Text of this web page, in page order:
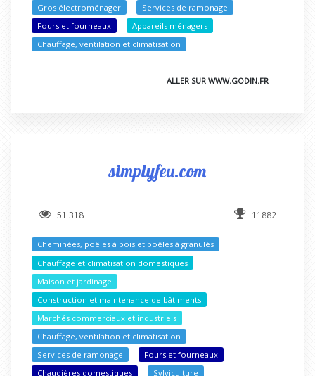
Gros électroménager
Services de ramonage
Fours et fourneaux
Appareils ménagers
Chauffage, ventilation et climatisation
ALLER SUR WWW.GODIN.FR
simplyfeu.com
51 318 11882
Cheminées, poêles à bois et poêles à granulés
Chauffage et climatisation domestiques
Maison et jardinage
Construction et maintenance de bâtiments
Marchés commerciaux et industriels
Chauffage, ventilation et climatisation
Services de ramonage
Fours et fourneaux
Chaudières domestiques
Sylviculture